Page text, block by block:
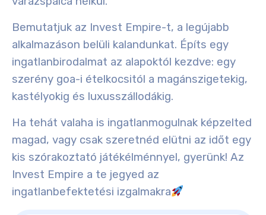
Bemutatjuk az Invest Empire-t, a legújabb
alkalmazáson belüli kalandunkat. Építs egy
ingatlanbirodalmat az alapoktól kezdve: egy
szerény goa-i ételkocsitól a magánszigetekig,
kastélyokig és luxusszállodákig.
Ha tehát valaha is ingatlanmogulnak képzelted
magad, vagy csak szeretnéd elütni az időt egy
kis szórakoztató játékélménnyel, gyerünk! Az
Invest Empire a te jegyed az
ingatlanbefektetési izgalmakra